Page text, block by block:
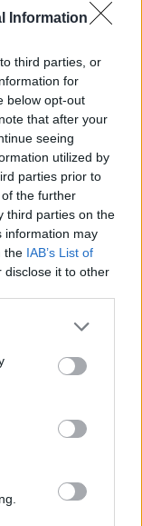
Information
third parties, or
for
below opt-out
that after your
seeing
utilized by
parties prior to
the further
third parties on the
information may
the IAB’s List of
disclose it to other
or more Google
You may click to
party tags to
in below Google
mutatta
Trek